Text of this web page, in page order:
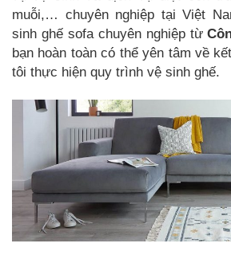
muỗi,… chuyên nghiệp tại Việt
sinh ghế sofa chuyên nghiệp từ
bạn hoàn toàn có thể yên tâm về
tôi thực hiện quy trình vệ sinh ghế.